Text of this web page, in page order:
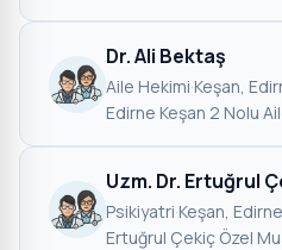
Dr. Ali Bektaş
Aile Hekimi·Keşan,
Edirne Keşan 2 Nolu
Uzm. Dr. Ertuğrul
Psikiyatri·Keşan, Edirne
Ertuğrul Çekiç Özel